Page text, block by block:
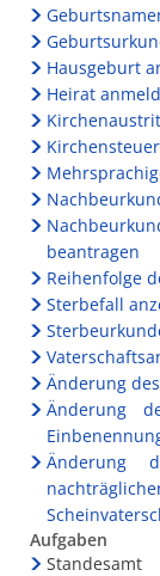
Hausgeburt
Heirat
Kirchensteuer
beantragen
Reihenfolge
Sterbefall
Änderung
Änderung
Änderung
Aufgaben
Standesamt